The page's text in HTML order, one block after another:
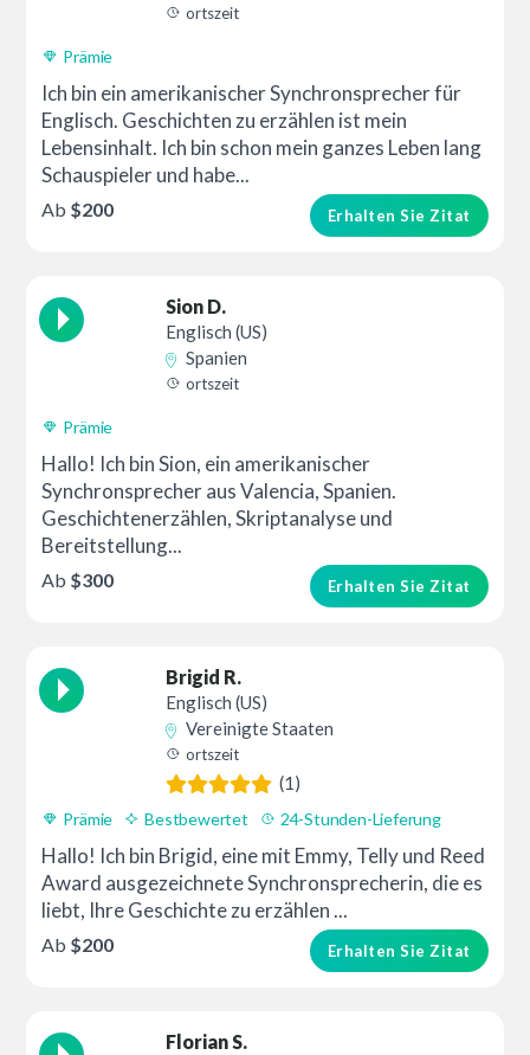
ortszeit
Prämie
Ich bin ein amerikanischer Synchronsprecher für
Englisch. Geschichten zu erzählen ist mein
Lebensinhalt. Ich bin schon mein ganzes Leben lang
Schauspieler und habe...
Erhalten Sie Zitat
Ab $200
Sion D.
Englisch (US)
Spanien
ortszeit
Prämie
Hallo! Ich bin Sion, ein amerikanischer
Synchronsprecher aus Valencia, Spanien.
Geschichtenerzählen, Skriptanalyse und
Bereitstellung...
Erhalten Sie Zitat
Ab $300
Brigid R.
Englisch (US)
Vereinigte Staaten
ortszeit
(1)
Prämie Bestbewertet 24-Stunden-Lieferung
Hallo! Ich bin Brigid, eine mit Emmy, Telly und Reed
Award ausgezeichnete Synchronsprecherin, die es
liebt, Ihre Geschichte zu erzählen ...
Erhalten Sie Zitat
Ab $200
Florian S.